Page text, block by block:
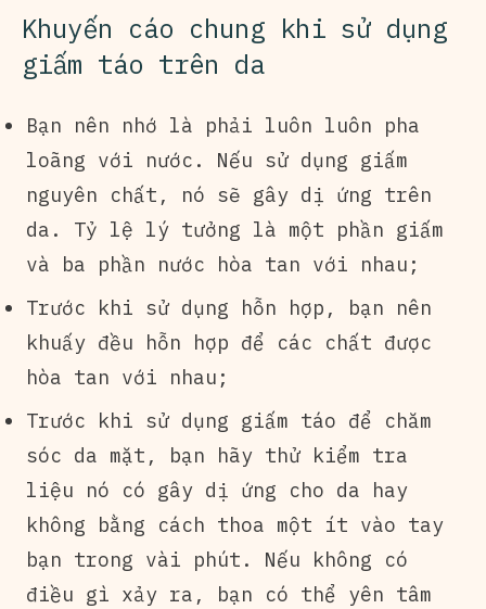
Khuyến cáo chung khi sử dụng
giấm táo trên da
Bạn nên nhớ là phải luôn luôn pha
loãng với nước. Nếu sử dụng giấm
nguyên chất, nó sẽ gây dị ứng trên
da. Tỷ lệ lý tưởng là một phần giấm
và ba phần nước hòa tan với nhau;
Trước khi sử dụng hỗn hợp, bạn nên
khuấy đều hỗn hợp để các chất được
hòa tan với nhau;
Trước khi sử dụng giấm táo để chăm
sóc da mặt, bạn hãy thử kiểm tra
liệu nó có gây dị ứng cho da hay
không bằng cách thoa một ít vào tay
bạn trong vài phút. Nếu không có
điều gì xảy ra, bạn có thể yên tâm